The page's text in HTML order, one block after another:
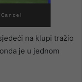
Cancel
na klupi tražio
je u jednom